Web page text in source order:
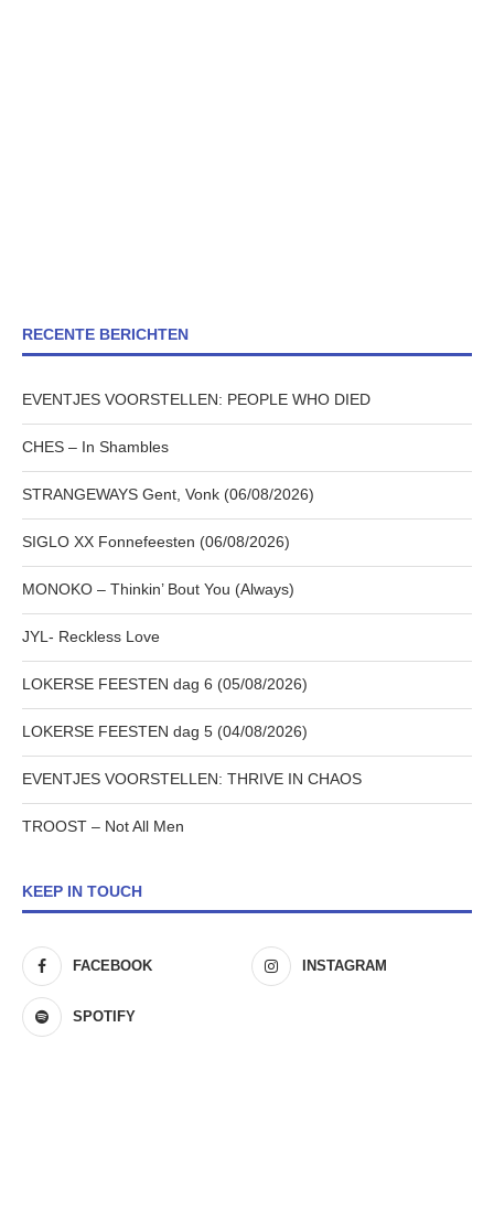
RECENTE BERICHTEN
EVENTJES VOORSTELLEN: PEOPLE WHO DIED
CHES – In Shambles
STRANGEWAYS Gent, Vonk (06/08/2026)
SIGLO XX Fonnefeesten (06/08/2026)
MONOKO – Thinkin’ Bout You (Always)
JYL- Reckless Love
LOKERSE FEESTEN dag 6 (05/08/2026)
LOKERSE FEESTEN dag 5 (04/08/2026)
EVENTJES VOORSTELLEN: THRIVE IN CHAOS
TROOST – Not All Men
KEEP IN TOUCH
FACEBOOK INSTAGRAM
SPOTIFY